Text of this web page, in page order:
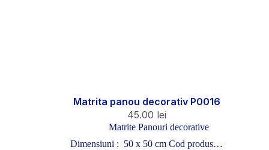
Matrita panou decorativ P0016
45.00 lei
Matrite Panouri decorative
Dimensiuni : 50 x 50 cm Cod produs…